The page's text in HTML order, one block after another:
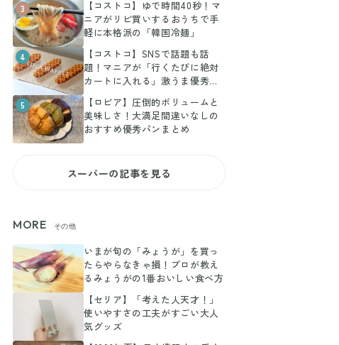
3
【コストコ】ゆで時間40秒！マ
ニアがリピ買いするおうちで手
軽に本格派の「韓国冷麺」
4
【コストコ】SNSで話題も話
題！マニアが「行くたびに絶対
カートに入れる」激うま優秀グ
5
【ロピア】圧倒的ボリュームと
美味しさ！大満足間違いなしの
おすすめ優秀パンまとめ
スーパーの記事を見る
MORE その他
いまが旬の「みょうが」を買っ
たらやらなきゃ損！プロが教え
るみょうがの1番おいしい食べ方
【セリア】「考えた人天才！」
使いやすさの工夫がすごい大人
気グッズ